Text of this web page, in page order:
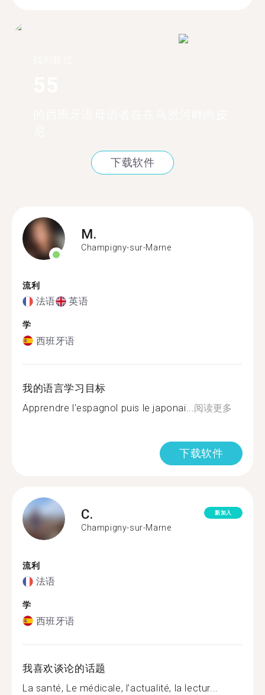
下载软件
M.
Champigny-sur-Marne
流利
法语 英语
学
西班牙语
我的语言学习目标
Apprendre l'espagnol puis le japonai... 阅读更多
下载软件
C.
Champigny-sur-Marne
新加入
流利
法语
学
西班牙语
我喜欢谈论的话题
La santé, Le médicale, l’actualité, la lectur...